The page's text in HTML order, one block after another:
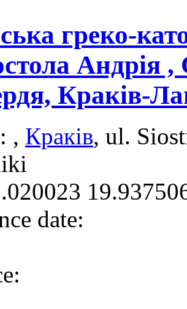
греко-
Андрія ,
Краків-
: , Краків, ul.
date: